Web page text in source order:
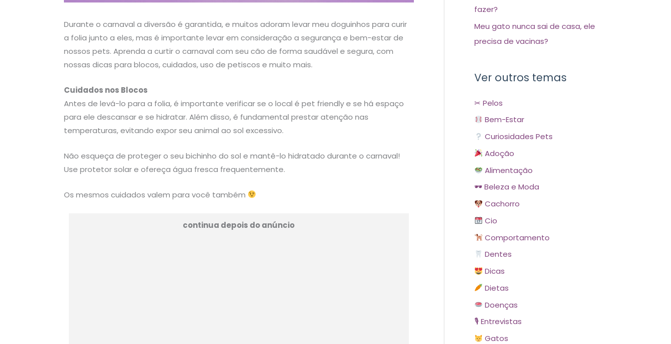
Durante o carnaval a diversão é garantida, e muitos adoram levar meu doguinhos para curir
a folia junto a eles, mas é importante levar em consideração a segurança e bem-estar de
nossos pets. Aprenda a curtir o carnaval com seu cão de forma saudável e segura, com
nossas dicas para blocos, cuidados, uso de petiscos e muito mais.
Cuidados nos Blocos
Antes de levá-lo para a folia, é importante verificar se o local é pet friendly e se há espaço
para ele descansar e se hidratar. Além disso, é fundamental prestar atenção nas
temperaturas, evitando expor seu animal ao sol excessivo.
Não esqueça de proteger o seu bichinho do sol e mantê-lo hidratado durante o carnaval!
Use protetor solar e ofereça água fresca frequentemente.
Os mesmos cuidados valem para você também
continua depois do anúncio
fazer?
Meu gato nunca sai de casa, ele
precisa de vacinas?
Ver outros temas
✂ Pelos
Bem-Estar
Curiosidades Pets
Adoção
Alimentação
🕶 Beleza e Moda
Cachorro
Cio
Comportamento
Dentes
Dicas
Dietas
Doenças
🎙 Entrevistas
Gatos